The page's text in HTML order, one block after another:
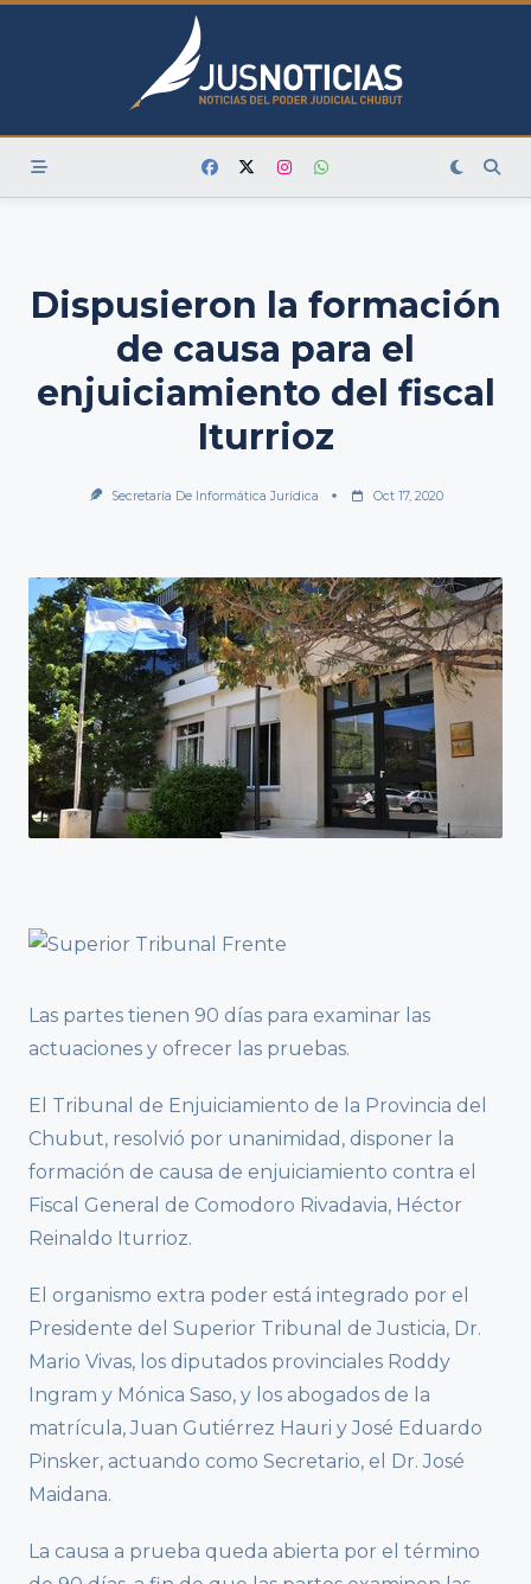
Skip
Dispusieron la formación
de causa para el
enjuiciamiento del fiscal
Iturrioz
Secretaría De Informática Jurídica Oct 17, 2020
Las partes tienen 90 días para examinar las
actuaciones y ofrecer las pruebas.
El Tribunal de Enjuiciamiento de la Provincia del
Chubut, resolvió por unanimidad, disponer la
formación de causa de enjuiciamiento contra el
Fiscal General de Comodoro Rivadavia, Héctor
Reinaldo Iturrioz.
El organismo extra poder está integrado por el
Presidente del Superior Tribunal de Justicia, Dr.
Mario Vivas, los diputados provinciales Roddy
Ingram y Mónica Saso, y los abogados de la
matrícula, Juan Gutiérrez Hauri y José Eduardo
Pinsker, actuando como Secretario, el Dr. José
Maidana.
La causa a prueba queda abierta por el término